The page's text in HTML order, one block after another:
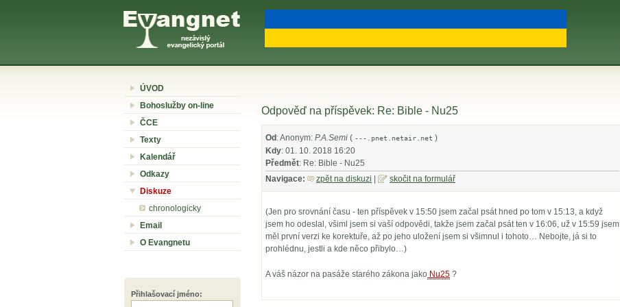
ÚVOD
Bohoslužby on-line
ČCE
Texty
Kalendář
Odkazy
Diskuze
chronologicky
Email
O Evangnetu
Přihlašovací jméno:
Odpověď na příspěvek: Re: Bible - Nu25
Od : Anonym: P.A.Semi ( ---.pnet.netair.net )
Kdy: 01. 10. 2018 16:20
Předmět: Re: Bible - Nu25
Navigace:
zpět na diskuzi skočit na formulář
(Jen pro srovnání času - ten příspěvek v 15:50 jsem začal psát hned po tom v 15:13, a když
jsem ho odeslal, všiml jsem si vaší odpovědi, takže jsem začal psát ten v 16:06, už v 15:59 jsem
měl první verzi ke korektuře, až po jeho uložení jsem si všimnul i tohoto… Nebojte, já si to
prohlédnu, jestli a kde něco přibylo…)
A váš názor na pasáže starého zákona jako Nu25 ?